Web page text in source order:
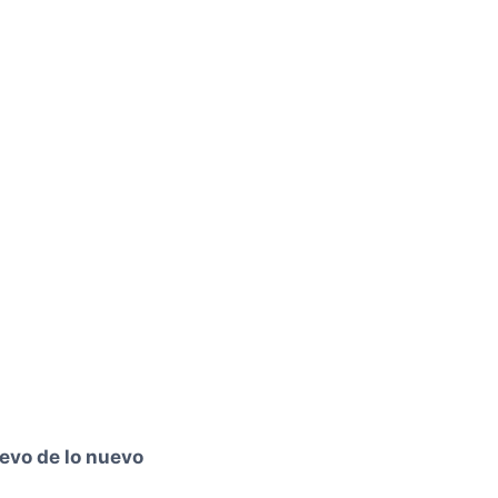
de lo nuevo